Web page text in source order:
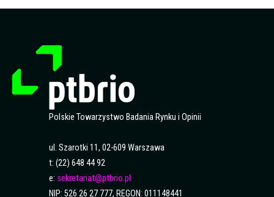
Polskie Towarzystwo Badania Rynku i Opinii
ul. Szarotki 11, 02-609 Warszawa
t: (22) 648 44 92
e: sekretariat@ptbrio.pl
NIP: 526 26 27 777, REGON: 011148441